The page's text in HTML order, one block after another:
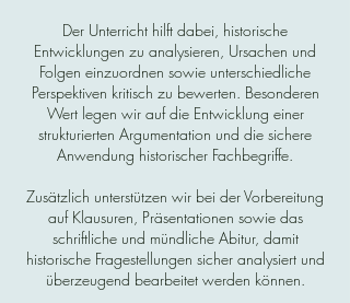
Der Unterricht hilft dabei, historische
Entwicklungen zu analysieren, Ursachen und
Folgen einzuordnen sowie unterschiedliche
Perspektiven kritisch zu bewerten. Besonderen
Wert legen wir auf die Entwicklung einer
strukturierten Argumentation und die sichere
Anwendung historischer Fachbegriffe.
Zusätzlich unterstützen wir bei der Vorbereitung
auf Klausuren, Präsentationen sowie das
schriftliche und mündliche Abitur, damit
historische Fragestellungen sicher analysiert und
überzeugend bearbeitet werden können.